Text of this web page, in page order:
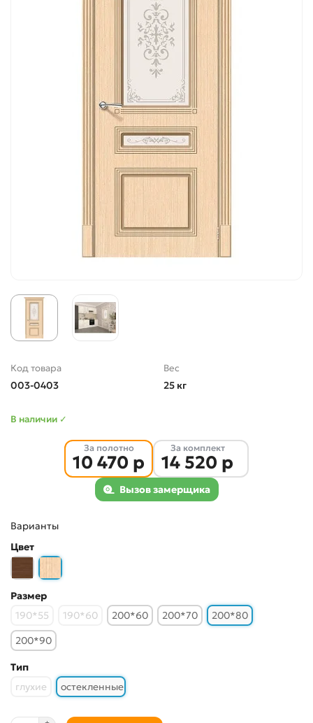
Код товара
003-0403
Вес
25 кг
В наличии ✓
За полотно
10 470 р
За комплект
14 520 р
Вызов замерщика
Варианты
Цвет
Размер
190*55
190*60 200*60 200*70
200*80
200*90
Тип
глухие
остекленные